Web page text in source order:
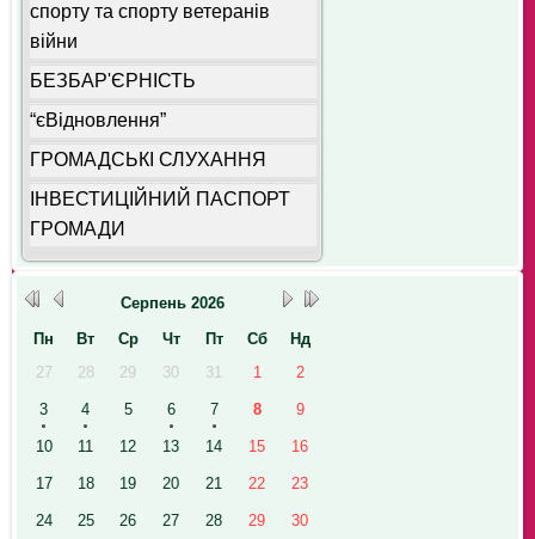
спорту та спорту ветеранів
війни
БЕЗБАР'ЄРНІСТЬ
“єВідновлення”
ГРОМАДСЬКІ СЛУХАННЯ
ІНВЕСТИЦІЙНИЙ ПАСПОРТ
ГРОМАДИ
Серпень 2026
Пн
Вт Ср Чт Пт Сб
Нд
27
28 29 30 31 1 2
3 4 5 6 7 8 9
10 11 12 13 14 15 16
17 18 19 20 21 22 23
24 25 26 27 28 29 30